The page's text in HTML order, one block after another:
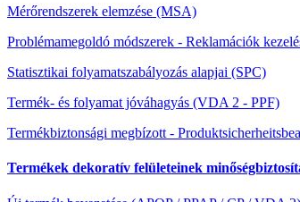
Mérőrendszerek elemzése (MSA)
Problémamegoldó módszerek - Reklamációk
Statisztikai folyamatszabályozás alapjai (SPC)
Termék- és folyamat jóváhagyás (VDA 2 - PPF)
Termékbiztonsági megbízott -
Termékek dekoratív felületeinek